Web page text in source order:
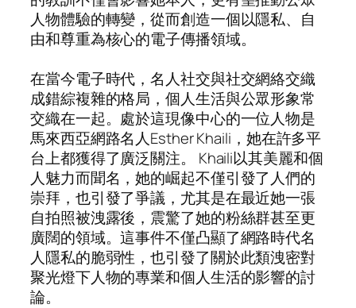
人物體驗的轉變，從而創造一個以隱私、自
由和尊重為核心的電子傳播領域。
在當今電子時代，名人社交與社交網絡交織
成錯綜複雜的格局，個人生活與公眾形象常
交織在一起。處於這現像中心的一位人物是
馬來西亞網路名人Esther Khaili，她在許多平
台上都獲得了廣泛關注。 Khaili以其美麗和個
人魅力而聞名，她的崛起不僅引發了人們的
崇拜，也引發了爭議，尤其是在最近她一張
自拍照被洩露後，震驚了她的粉絲群甚至更
廣闊的領域。這事件不僅凸顯了網路時代名
人隱私的脆弱性，也引發了關於此類洩密對
聚光燈下人物的專業和個人生活的影響的討
論。